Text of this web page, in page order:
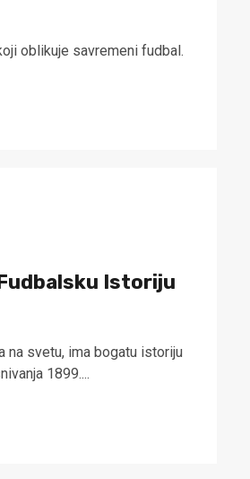
oblikuje savremeni fudbal.
Istoriju
na svetu, ima bogatu istoriju
1899....